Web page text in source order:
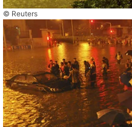
© Reuters